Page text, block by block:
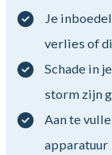
Je
verlies of
Schade in
storm zijn
Aan te
apparatuur